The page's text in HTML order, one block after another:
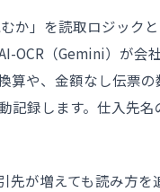
か」を読取ロジック
OCR（Gemini）が会
算や、金額なし伝票の
記録します。仕入先名
先が増えても読み方を